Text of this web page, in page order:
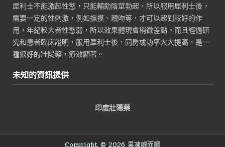
犀利士不能激起性慾，只能輔助陰莖勃起，所以服用犀利士後，
需要一定的性刺激，例如撫摸、親吻等，才可以起到較好的作
用，年紀較大者性慾弱，所以效果體現會稍微差點。而且經過研
究和患者臨床證明，服用犀利士後，同房成功率大大提高，是一
種很好的壯陽藥，療效顯著。
未知的資訊提供
印度壯陽藥
Copyright © 2026 果凍威而鋼